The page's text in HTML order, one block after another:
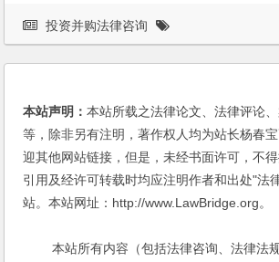
投资并购法律咨询
本站声明：本站所载之法律论文、法律评论
等，除非另有注明，著作权人均为站长杨春
迎其他网站链接，但是，未经书面许可，不得
引用及经许可转载时均应注明作者和出处"法
站。本站网址：http://www.LawBridge.org。
本站所有内容（包括法律咨询、法律法